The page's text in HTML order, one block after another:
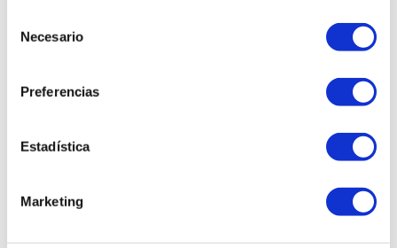
Necesario
Preferencias
Estadística
Marketing
ALL THOSE FOOD
MARKET 2026: LO QUE
UNA FERIA ARTESANA
NOS INSPIRA PARA EL
MONTAJE DE TU